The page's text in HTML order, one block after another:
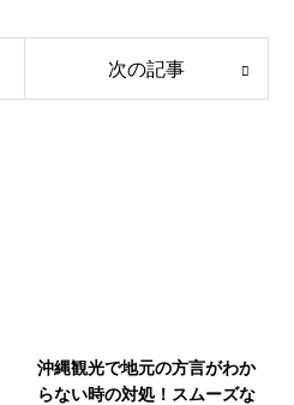
次の記事
沖縄観光で地元の方言がわか
らない時の対処！スムーズな